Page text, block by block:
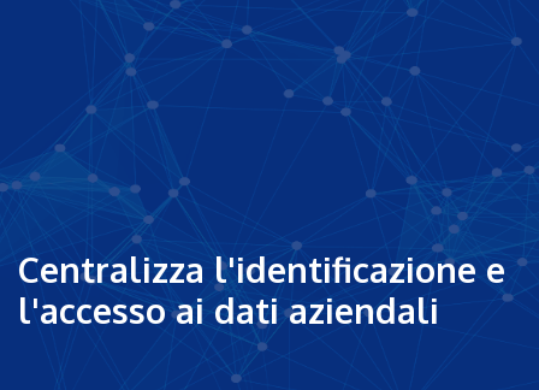
Centralizza l'identificazione e
l'accesso ai dati aziendali